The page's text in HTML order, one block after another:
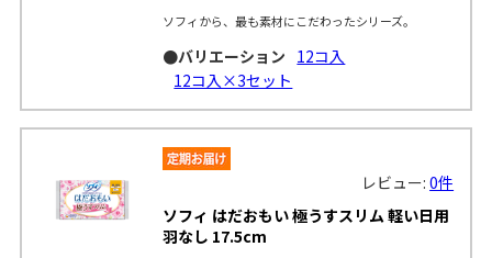
ソフィから、最も素材にこだわったシリーズ。
●バリエーション 12コ入
12コ入×3セット
レビュー:0件
ソフィ はだおもい 極うすスリム 軽い日用
羽なし 17.5cm